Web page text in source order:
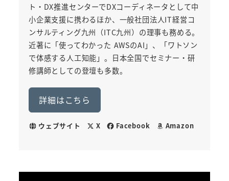
ト・DX推進センターでDXコーディネータとして中
小企業支援に携わるほか、一般社団法人IT経営コ
ンサルティング九州（ITC九州）の理事も務める。
近著に「使ってわかった AWSのAI」、「ワトソン
で体感する人工知能」。日本全国でセミナー・研
修講師としての登壇も多数。
詳細はこちら
ウェブサイト X Facebook Amazon